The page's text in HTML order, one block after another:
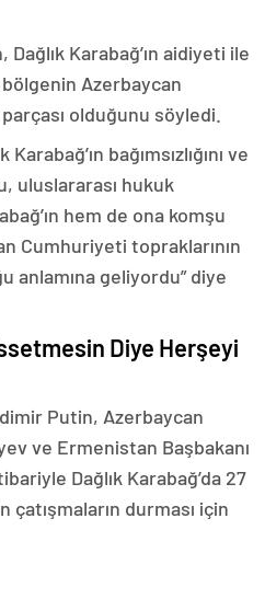
Dağlık Karabağ’ın aidiyeti ile
Azerbaycan
olduğunu söyledi.
Karabağ’ın bağımsızlığını ve
uluslararası hukuk
hem de ona komşu
Cumhuriyeti topraklarının
anlamına geliyordu” diye
Diye Herşeyi
Putin, Azerbaycan
ve Ermenistan Başbakanı
Dağlık Karabağ’da 27
çatışmaların durması için